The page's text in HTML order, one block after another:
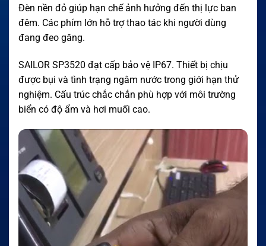
Đèn nền đỏ giúp hạn chế ảnh hưởng đến thị lực ban
đêm. Các phím lớn hỗ trợ thao tác khi người dùng
đang đeo găng.
SAILOR SP3520 đạt cấp bảo vệ IP67. Thiết bị chịu
được bụi và tình trạng ngâm nước trong giới hạn thử
nghiệm. Cấu trúc chắc chắn phù hợp với môi trường
biển có độ ẩm và hơi muối cao.